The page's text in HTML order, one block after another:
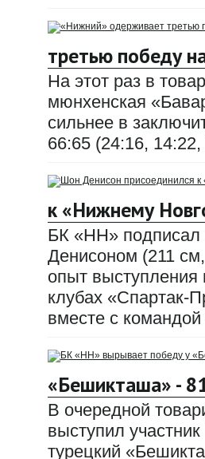
третью победу
На этот раз в
мюнхенская
сильнее в
66:65 (24:16,
к «Нижнему
БК «НН» подписал
Денисоном (211
опыт выступления
клубах «Спартак-
вместе с
«Бешикташа» -
В очередной
выступил
турецкий